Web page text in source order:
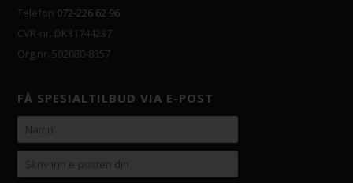
Telefon 072-226 62 96
CVR-nr. DK31744237
Org.nr. 502080-8357
FÅ SPESIALTILBUD VIA E-POST